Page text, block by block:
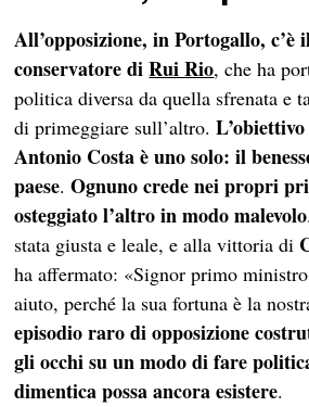
All’opposizione, in Portogallo,
conservatore diRui Rio, che ha
politica diversa da quella sfrenata e
di primeggiare sull’altro.
Antonio Costa è uno solo: il
paese.Ognuno crede nei propri
osteggiato l’altro in modo malevolo
stata giusta e leale, e alla vittoria di
ha affermato: «Signor primo
aiuto, perché la sua fortuna è la
episodio raro di opposizione
gli occhi su un modo di fare
dimentica possa ancora esistere.